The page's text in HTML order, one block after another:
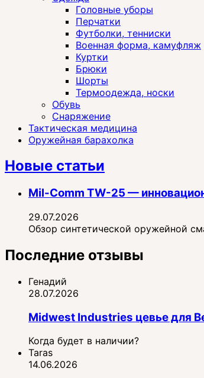
Головные уборы
Перчатки
Футболки, тенниски
Военная форма, камуфляж
Куртки
Брюки
Шорты
Термоодежда, носки
Обувь
Снаряжение
Тактическая медицина
Оружейная барахолка
Новые статьи
Mil-Comm TW-25 —
29.07.2026
Обзор синтетической оружейной
Последние отзывы
Генадий
28.07.2026
Midwest Industries цевье для
Когда будет в наличии?
Taras
14.06.2026